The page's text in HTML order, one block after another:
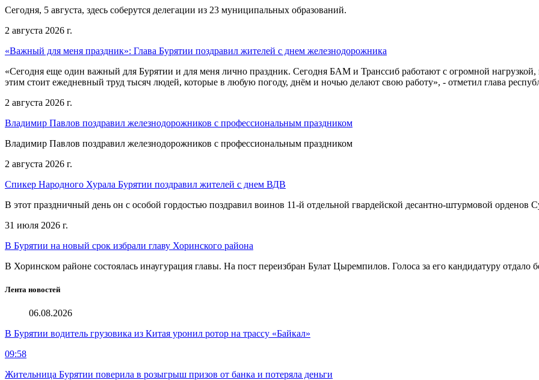
Сегодня, 5 августа, здесь соберутся делегации из 23 муниципальных образований.
2 августа 2026 г.
«Важный для меня праздник»: Глава Бурятии поздравил жителей с днем железнодорожника
«Сегодня еще один важный для Бурятии и для меня лично праздник. Сегодня БАМ и Транссиб работают с огромной
этим стоит ежедневный труд тысяч людей, которые в любую погоду, днём и ночью делают свою работу», - отметил глава
2 августа 2026 г.
Владимир Павлов поздравил железнодорожников с профессиональным праздником
Владимир Павлов поздравил железнодорожников с профессиональным праздником
2 августа 2026 г.
Спикер Народного Хурала Бурятии поздравил жителей с днем ВДВ
В этот праздничный день он с особой гордостью поздравил воинов 11-й отдельной гвардейской десантно-штурмовой орденов
31 июля 2026 г.
В Бурятии на новый срок избрали главу Хоринского района
В Хоринском районе состоялась инаугурация главы. На пост переизбран Булат Цыремпилов. Голоса за его кандидатуру
Лента новостей
06.08.2026
В Бурятии водитель грузовика из Китая уронил ротор на трассу «Байкал»
09:58
Жительница Бурятии поверила в розыгрыш призов от банка и потеряла деньги